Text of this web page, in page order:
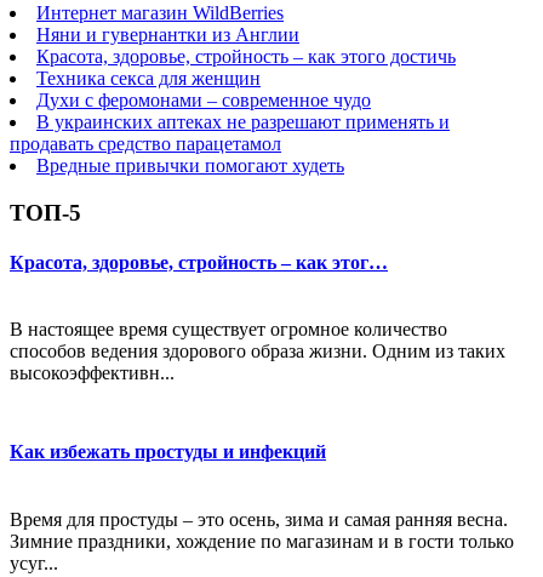
Интернет магазин WildBerries
Няни и гувернантки из Англии
Красота, здоровье, стройность – как этого достичь
Техника секса для женщин
Духи с феромонами – современное чудо
В украинских аптеках не разрешают применять и
продавать средство парацетамол
Вредные привычки помогают худеть
ТОП-5
Красота, здоровье, стройность – как этог…
В настоящее время существует огромное количество
способов ведения здорового образа жизни. Одним из таких
высокоэффективн...
Как избежать простуды и инфекций
Время для простуды – это осень, зима и самая ранняя весна.
Зимние праздники, хождение по магазинам и в гости только
усуг...